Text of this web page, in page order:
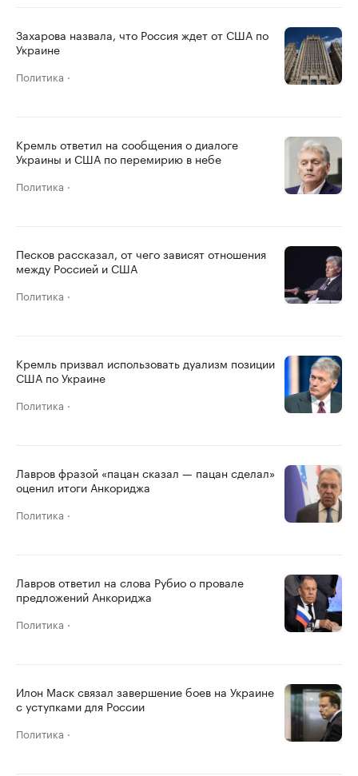
Захарова назвала, что Россия ждет от США по
Украине
Политика
Кремль ответил на сообщения о диалоге
Украины и США по перемирию в небе
Политика
Песков рассказал, от чего зависят отношения
между Россией и США
Политика
Кремль призвал использовать дуализм позиции
США по Украине
Политика
Лавров фразой «пацан сказал — пацан сделал»
оценил итоги Анкориджа
Политика
Лавров ответил на слова Рубио о провале
предложений Анкориджа
Политика
Илон Маск связал завершение боев на Украине
с уступками для России
Политика